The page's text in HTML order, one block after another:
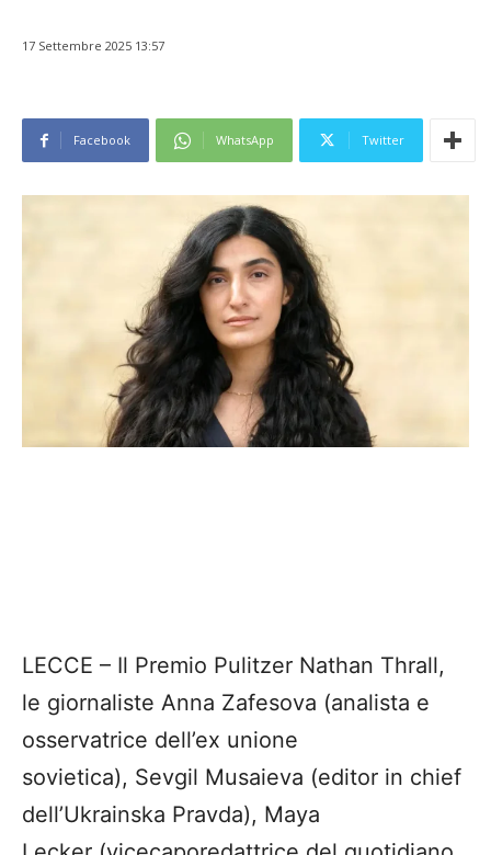
17 Settembre 2025 13:57
Facebook WhatsApp Twitter
LECCE – Il Premio Pulitzer Nathan Thrall,
le giornaliste Anna Zafesova (analista e
osservatrice dell’ex unione
sovietica), Sevgil Musaieva (editor in chief
dell’Ukrainska Pravda), Maya